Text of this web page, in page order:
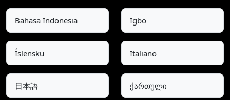
Bahasa Indonesia Igbo
Íslensku Italiano
日本語 ქართული